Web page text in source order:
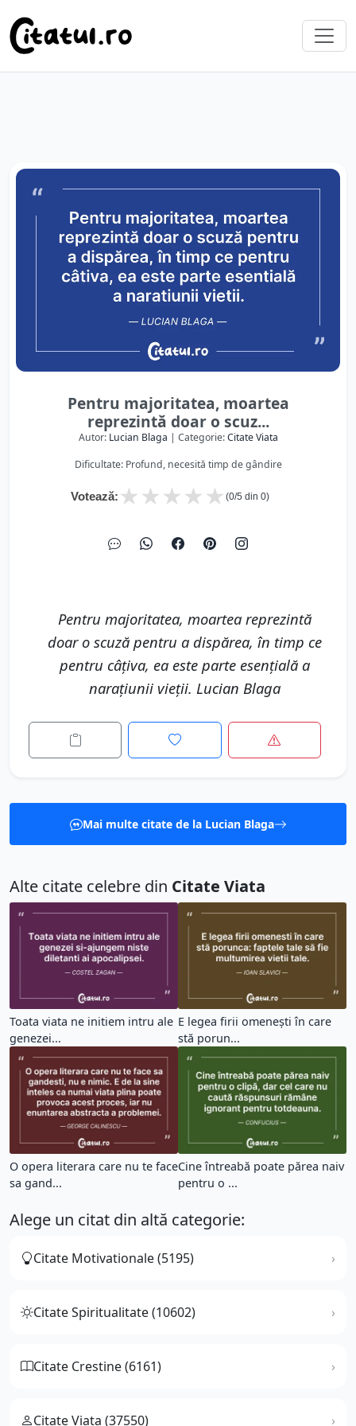
Pentru majoritatea, moartea
reprezintă doar o scuz...
Autor: Lucian Blaga | Categorie:Citate Viata
Dificultate: Profund, necesită timp de gândire
Votează: ★
★
★
★
★ (0/5 din 0)
Pentru majoritatea, moartea reprezintă
doar o scuză pentru a dispărea, în timp ce
pentru câțiva, ea este parte esențială a
narațiunii vieții. Lucian Blaga
Mai multe citate de la Lucian Blaga
Alte citate celebre din Citate Viata
Toata viata ne initiem intru ale
genezei...
E legea firii omenești în care
stă porun...
O opera literara care nu te face
sa gand...
Cine întreabă poate părea naiv
pentru o ...
Alege un citat din altă categorie:
Citate Motivationale (5195)
Citate Spiritualitate (10602)
Citate Crestine (6161)
Citate Viata (37550)